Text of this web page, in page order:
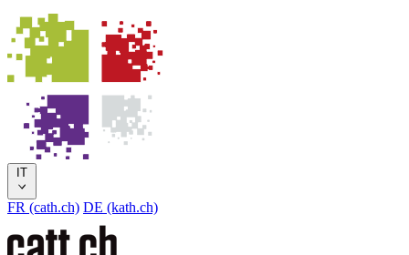
IT
FR (cath.ch) DE (kath.ch)